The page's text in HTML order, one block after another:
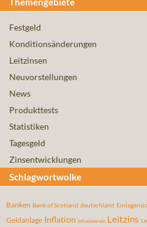
Festgeld
Konditionsänderungen
Leitzinsen
Neuvorstellungen
News
Produkttests
Statistiken
Tagesgeld
Zinsentwicklungen
Schlagwortwolke
Banken Bank of Scotland deutschland
Geldanlage Inflation inflationsrate Leitzins